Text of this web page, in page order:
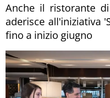
Anche il ristorante
aderisce all'iniziativa
fino a inizio giugno